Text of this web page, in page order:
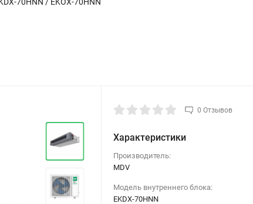
0 Отзывов
Характеристики
Производитель:
MDV
Модель внутреннего блока:
EKDX-70HNN